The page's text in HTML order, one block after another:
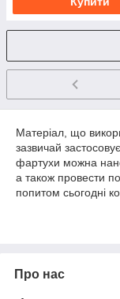
Матеріал, що
зазвичай
фартухи можна
а також провести
попитом сьогодні
шеф-кухаря. У
консервативна,
Про нас